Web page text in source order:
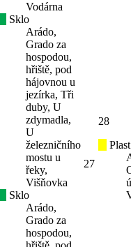
Vodárna
Sklo
Arádo,
Grado za
hospodou,
hřiště, pod
hájovnou u
jezírka, Tři
duby, U
zdymadla,
U
železničního
mostu u
řeky,
Višňovka
Sklo
Arádo,
Grado za
hospodou,
27
28
Plast